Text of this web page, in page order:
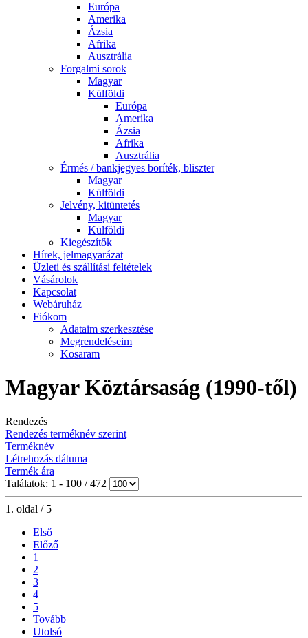
Európa
Amerika
Ázsia
Afrika
Ausztrália
Forgalmi sorok
Magyar
Külföldi
Európa
Amerika
Ázsia
Afrika
Ausztrália
Érmés / bankjegyes boríték, bliszter
Magyar
Külföldi
Jelvény, kitüntetés
Magyar
Külföldi
Kiegészítők
Hírek, jelmagyarázat
Üzleti és szállítási feltételek
Vásárolok
Kapcsolat
Webáruház
Fiókom
Adataim szerkesztése
Megrendeléseim
Kosaram
Magyar Köztársaság (1990-től)
Rendezés
Rendezés terméknév szerint
Terméknév
Létrehozás dátuma
Termék ára
Találatok: 1 - 100 / 472
1. oldal / 5
Első
Előző
1
2
3
4
5
Tovább
Utolsó